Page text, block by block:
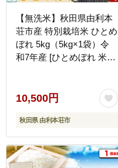
【無洗米】秋田県由利本
荘市産 特別栽培米 ひとめ
ぼれ 5kg（5kg×1袋）令
和7年産 [ひとめぼれ 米
秋田県産 秋田県 由利本荘
10,500円
秋田県 由利本荘市